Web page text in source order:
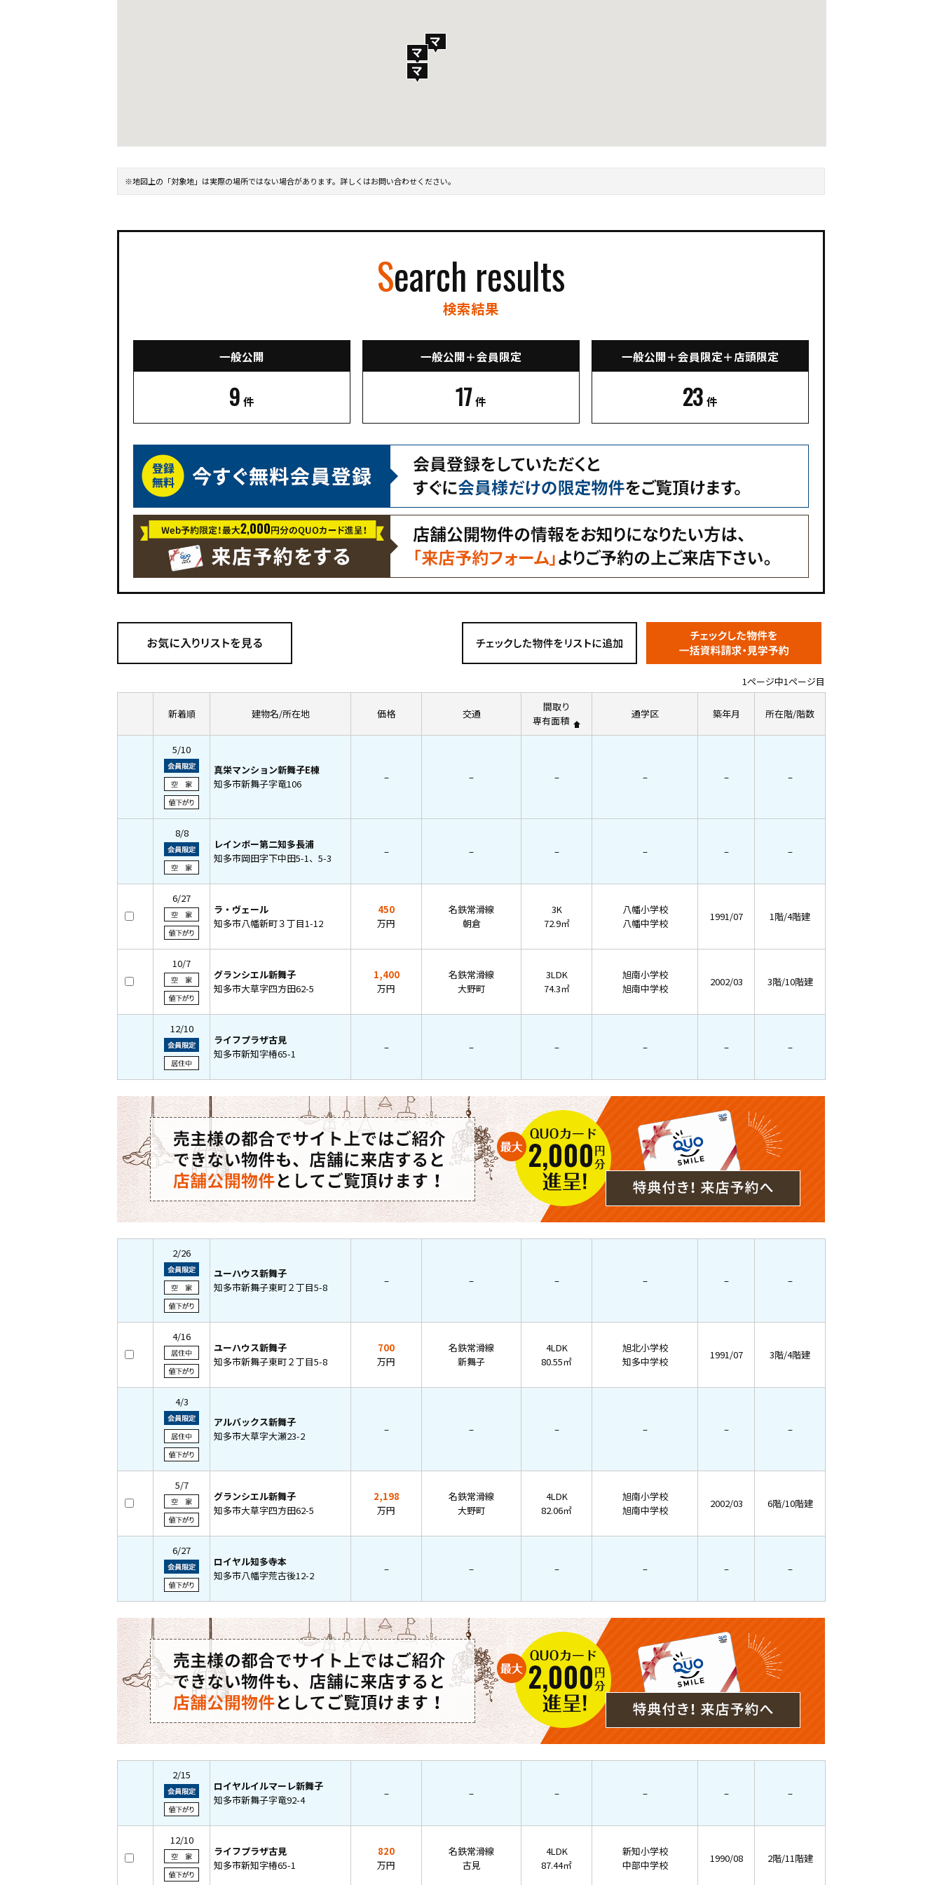
※地図上の「対象地」は実際の場所ではない場合があります。詳しくはお問い合わせください。
Search results
検索結果
一般公開
9 件
一般公開＋会員限定
17 件
一般公開＋会員限定＋店頭限定
23 件
1ページ中1ページ目
新着順 建物名/所在地 価格 交通
間取り
専有面積
通学区 築年月 所在階/階数
5/10
真栄マンション新舞子E棟
知多市新舞子字竜106
– – – – – –
8/8
レインボー第二知多長浦
知多市岡田字下中田5-1、5-3
– – – – – –
6/27
ラ・ヴェール
知多市八幡新町３丁目1-12
450
万円
名鉄常滑線
朝倉
3K
72.9㎡
八幡小学校
八幡中学校
1991/07 1階/4階建
10/7
グランシエル新舞子
知多市大草字四方田62-5
1,400
万円
名鉄常滑線
大野町
3LDK
74.3㎡
旭南小学校
旭南中学校
2002/03 3階/10階建
12/10
ライフプラザ古見
知多市新知字椿65-1
– – – – – –
2/26
ユーハウス新舞子
知多市新舞子東町２丁目5-8
– – – – – –
4/16
ユーハウス新舞子
知多市新舞子東町２丁目5-8
700
万円
名鉄常滑線
新舞子
4LDK
80.55㎡
旭北小学校
知多中学校
1991/07 3階/4階建
4/3
アルバックス新舞子
知多市大草字大瀬23-2
– – – – – –
5/7
グランシエル新舞子
知多市大草字四方田62-5
2,198
万円
名鉄常滑線
大野町
4LDK
82.06㎡
旭南小学校
旭南中学校
2002/03 6階/10階建
6/27
ロイヤル知多寺本
知多市八幡字荒古後12-2
– – – – – –
2/15
ロイヤルイルマーレ新舞子
知多市新舞子字竜92-4
– – – – – –
12/10
ライフプラザ古見
知多市新知字椿65-1
820
万円
名鉄常滑線
古見
4LDK
87.44㎡
新知小学校
中部中学校
1990/08 2階/11階建